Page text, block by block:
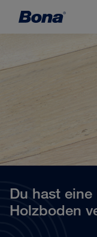
Du hast
Holzboden